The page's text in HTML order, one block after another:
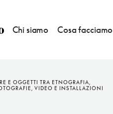
Chi siamo Cosa facciamo
E OGGETTI TRA ETNOGRAFIA,
VIDEO E INSTALLAZIONI